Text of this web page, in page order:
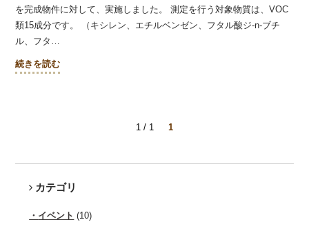
を完成物件に対して、実施しました。 測定を行う対象物質は、VOC
類15成分です。 （キシレン、エチルベンゼン、フタル酸ジ-n-ブチ
ル、フタ…
続きを読む
1 / 1 1
カテゴリ
イベント (10)